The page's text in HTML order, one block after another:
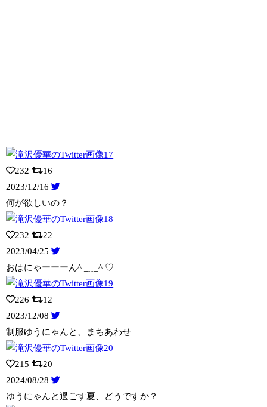
232
16
2023/12/16
何が欲しいの？
232
22
2023/04/25
おはにゃーーーん^ _ ̫ _^ ♡
226
12
2023/12/08
制服ゆうにゃんと、まちあわせ
215
20
2024/08/28
ゆうにゃんと過ごす夏、どうですか？